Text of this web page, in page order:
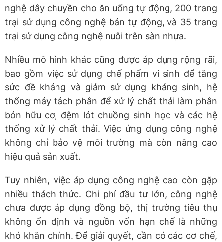
nghệ dây chuyền cho ăn uống tự động, 200 trang
trại sử dụng công nghệ bán tự động, và 35 trang
trại sử dụng công nghệ nuôi trên sàn nhựa.
Nhiều mô hình khác cũng được áp dụng rộng rãi,
bao gồm việc sử dụng chế phẩm vi sinh để tăng
sức đề kháng và giảm sử dụng kháng sinh, hệ
thống máy tách phân để xử lý chất thải làm phân
bón hữu cơ, đệm lót chuồng sinh học và các hệ
thống xử lý chất thải. Việc ứng dụng công nghệ
không chỉ bảo vệ môi trường mà còn nâng cao
hiệu quả sản xuất.
Tuy nhiên, việc áp dụng công nghệ cao còn gặp
nhiều thách thức. Chi phí đầu tư lớn, công nghệ
chưa được áp dụng đồng bộ, thị trường tiêu thụ
không ổn định và nguồn vốn hạn chế là những
khó khăn chính. Để giải quyết, cần có các cơ chế,